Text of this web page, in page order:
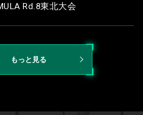
Rd.8東北⼤会
もっと見る